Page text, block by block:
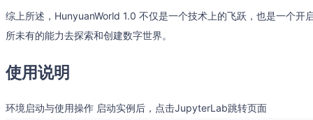
综上所述，HunyuanWorld 1.0 不仅是一个技术上的飞跃，也是一个开
所未有的能力去探索和创建数字世界。
使用说明
环境启动与使用操作 启动实例后，点击JupyterLab跳转页面